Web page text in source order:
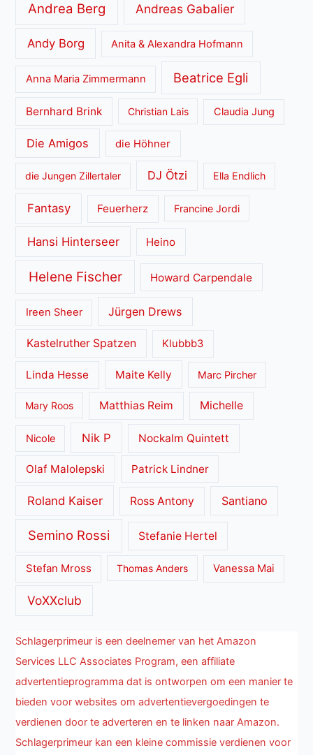
Andrea Berg Andreas Gabalier
Andy Borg Anita & Alexandra Hofmann
Anna Maria Zimmermann Beatrice Egli
Bernhard Brink Christian Lais Claudia Jung
Die Amigos die Höhner
die Jungen Zillertaler DJ Ötzi Ella Endlich
Fantasy Feuerherz Francine Jordi
Hansi Hinterseer Heino
Helene Fischer Howard Carpendale
Ireen Sheer Jürgen Drews
Kastelruther Spatzen Klubbb3
Linda Hesse Maite Kelly Marc Pircher
Mary Roos Matthias Reim Michelle
Nicole Nik P Nockalm Quintett
Olaf Malolepski Patrick Lindner
Roland Kaiser Ross Antony Santiano
Semino Rossi Stefanie Hertel
Stefan Mross Thomas Anders Vanessa Mai
VoXXclub
Schlagerprimeur is een deelnemer van het Amazon
Services LLC Associates Program, een affiliate
advertentieprogramma dat is ontworpen om een manier te
bieden voor websites om advertentievergoedingen te
verdienen door te adverteren en te linken naar Amazon.
Schlagerprimeur kan een kleine commissie verdienen voor